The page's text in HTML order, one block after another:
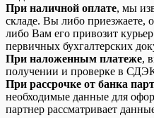
При наличной оплате, мы
складе. Вы либо приезжаете,
либо Вам его привозит
первичных бухгалтерских
При наложенным платеже,
получении и проверке в
При рассрочке от банка
необходимые данные для
партнер рассматривает